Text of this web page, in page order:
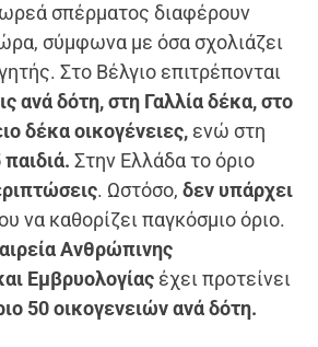
σπέρματος διαφέρουν
σύμφωνα με όσα σχολιάζει
Στο Βέλγιο επιτρέπονται
ανά δότη, στη Γαλλία δέκα, στο
δέκα οικογένειες, ενώ στη
Στην Ελλάδα το όριο
. Ωστόσο, δεν υπάρχει
να καθορίζει παγκόσμιο όριο.
Ανθρώπινης
Εμβρυολογίας έχει προτείνει
50 οικογενειών ανά δότη.